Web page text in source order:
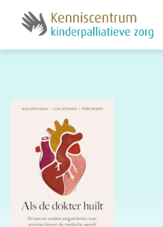
Skip to main content